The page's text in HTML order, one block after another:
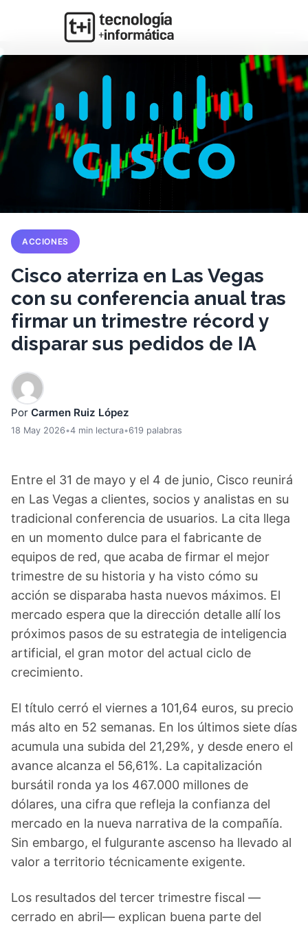
ACCIONES
Cisco aterriza en Las Vegas
con su conferencia anual tras
firmar un trimestre récord y
disparar sus pedidos de IA
Por Carmen Ruiz López
18 May 2026•4 min lectura•619 palabras
Entre el 31 de mayo y el 4 de junio, Cisco reunirá
en Las Vegas a clientes, socios y analistas en su
tradicional conferencia de usuarios. La cita llega
en un momento dulce para el fabricante de
equipos de red, que acaba de firmar el mejor
trimestre de su historia y ha visto cómo su
acción se disparaba hasta nuevos máximos. El
mercado espera que la dirección detalle allí los
próximos pasos de su estrategia de inteligencia
artificial, el gran motor del actual ciclo de
crecimiento.
El título cerró el viernes a 101,64 euros, su precio
más alto en 52 semanas. En los últimos siete días
acumula una subida del 21,29%, y desde enero el
avance alcanza el 56,61%. La capitalización
bursátil ronda ya los 467.000 millones de
dólares, una cifra que refleja la confianza del
mercado en la nueva narrativa de la compañía.
Sin embargo, el fulgurante ascenso ha llevado al
valor a territorio técnicamente exigente.
Los resultados del tercer trimestre fiscal —
cerrado en abril— explican buena parte del